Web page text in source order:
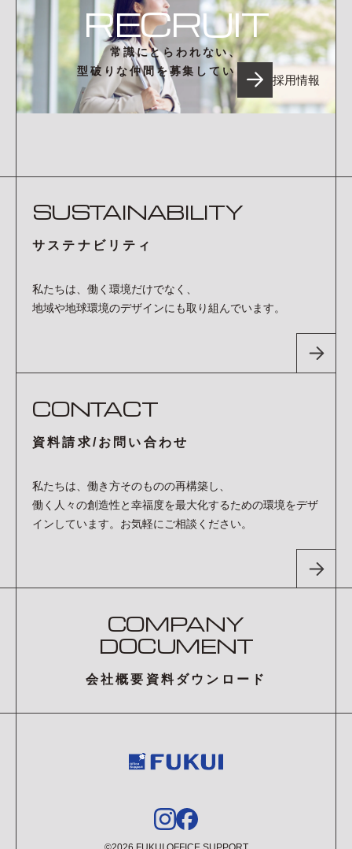
RECRUIT
常識にとらわれない、
型破りな仲間を募集しています。
採用情報
SUSTAINABILITY
サステナビリティ
私たちは、働く環境だけでなく、
地域や地球環境のデザインにも取り組んでいます。
CONTACT
資料請求/お問い合わせ
私たちは、働き方そのものの再構築し、
働く人々の創造性と幸福度を最大化するための環境をデザ
インしています。お気軽にご相談ください。
COMPANY
DOCUMENT
会社概要資料ダウンロード